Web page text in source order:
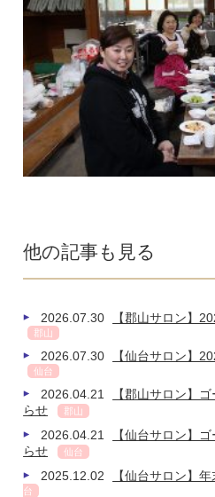
他の記事も見る
2026.07.30 【郡山サロン】
郡山
2026.07.30 【仙台サロン】
仙台
2026.04.21
【郡山サロン】
らせ
郡山
2026.04.21
【仙台サロン】
らせ
仙台
2025.12.02 【仙台サロン】
台